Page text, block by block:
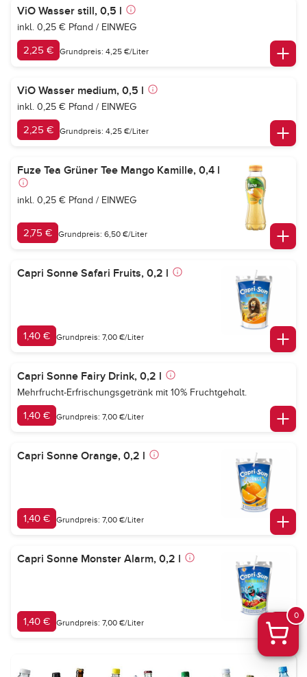
ViO Wasser still, 0,5 l
inkl. 0,25 € Pfand / EINWEG
2,25 € Grundpreis: 4,25 €/Liter
ViO Wasser medium, 0,5 l
inkl. 0,25 € Pfand / EINWEG
2,25 € Grundpreis: 4,25 €/Liter
Fuze Tea Grüner Tee Mango Kamille, 0,4 l
inkl. 0,25 € Pfand / EINWEG
2,75 € Grundpreis: 6,50 €/Liter
Capri Sonne Safari Fruits, 0,2 l
1,40 € Grundpreis: 7,00 €/Liter
Capri Sonne Fairy Drink, 0,2 l
Mehrfrucht-Erfrischungsgetränk mit 10% Fruchtgehalt.
1,40 € Grundpreis: 7,00 €/Liter
Capri Sonne Orange, 0,2 l
1,40 € Grundpreis: 7,00 €/Liter
Capri Sonne Monster Alarm, 0,2 l
1,40 € Grundpreis: 7,00 €/Liter
0